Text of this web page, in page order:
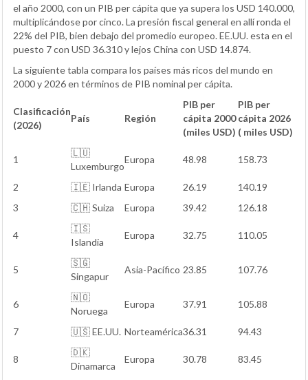
el año 2000, con un PIB per cápita que ya supera los USD 140.000,
multiplicándose por cinco. La presión fiscal general en allí ronda el
22% del PIB, bien debajo del promedio europeo. EE.UU. esta en el
puesto 7 con USD 36.310 y lejos China con USD 14.874.
La siguiente tabla compara los países más ricos del mundo en
2000 y 2026 en términos de PIB nominal per cápita.
Clasificación
(2026)
País Región
PIB per
cápita 2000
(miles USD)
PIB per
cápita 2026
( miles USD)
1
🇱🇺
Luxemburgo
Europa 48.98 158.73
2 🇮🇪 Irlanda Europa 26.19
140.19
3
🇨🇭 Suiza Europa 39.42 126.18
4
🇮🇸
Islandia
Europa 32.75 110.05
5
🇸🇬
Singapur
Asia-Pacífico 23.85 107.76
6
🇳🇴
Noruega
Europa 37.91 105.88
7 🇺🇸 EE.UU. Norteamérica36.31 94.43
8
🇩🇰
Dinamarca
Europa 30.78 83.45